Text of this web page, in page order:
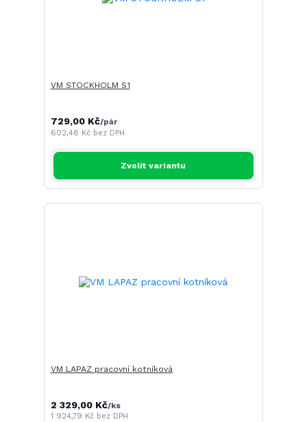
VM STOCKHOLM S1
729,00 Kč/pár
602,48 Kč bez DPH
Zvolit variantu
VM LAPAZ pracovní kotníková
2 329,00 Kč/ks
1 924,79 Kč bez DPH